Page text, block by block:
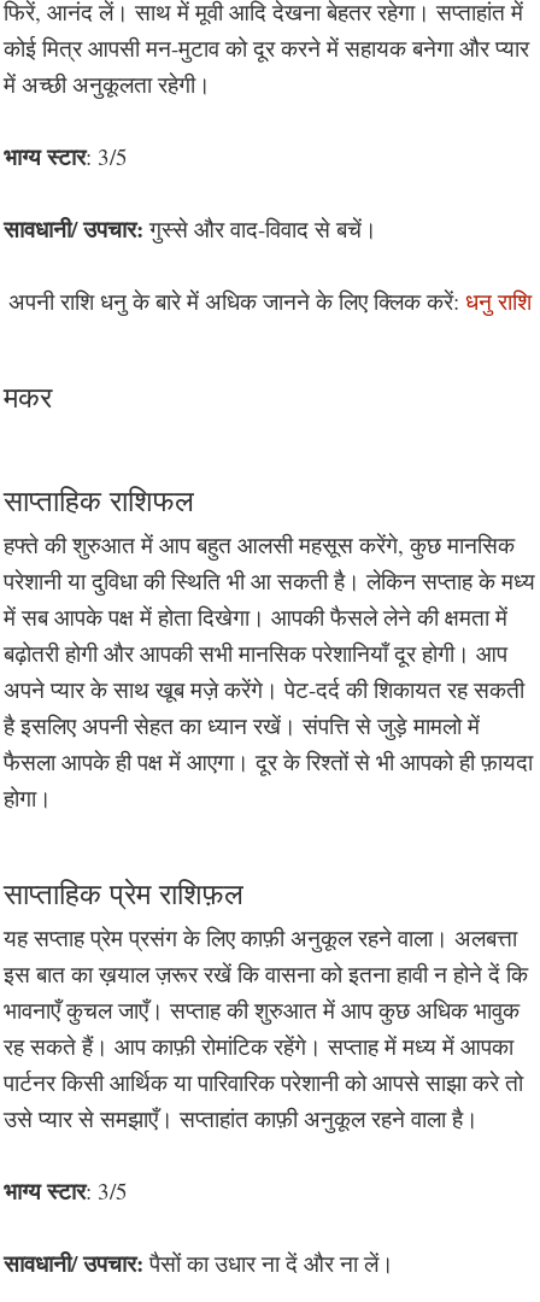
फिरें, आनंद लें। साथ में मूवी आदि देखना बेहतर रहेगा। सप्ताहांत में
कोई मित्र आपसी मन-मुटाव को दूर करने में सहायक बनेगा और प्यार
में अच्छी अनुकूलता रहेगी।
भाग्य स्टार: 3/5
सावधानी/ उपचार:गुस्से और वाद-विवाद से बचें।
अपनी राशि धनु के बारे में अधिक जानने के लिए क्लिक करें: धनु राशि
मकर
साप्ताहिक राशिफल
हफ्ते की शुरुआत में आप बहुत आलसी महसूस करेंगे, कुछ मानसिक
परेशानी या दुविधा की स्थिति भी आ सकती है। लेकिन सप्ताह के मध्य
में सब आपके पक्ष में होता दिखेगा। आपकी फैसले लेने की क्षमता में
बढ़ोतरी होगी और आपकी सभी मानसिक परेशानियाँ दूर होगी। आप
अपने प्यार के साथ खूब मज़े करेंगे। पेट-दर्द की शिकायत रह सकती
है इसलिए अपनी सेहत का ध्यान रखें। संपत्ति से जुड़े मामलो में
फैसला आपके ही पक्ष में आएगा। दूर के रिश्तों से भी आपको ही फ़ायदा
होगा।
साप्ताहिक प्रेम राशिफ़ल
यह सप्ताह प्रेम प्रसंग के लिए काफ़ी अनुकूल रहने वाला। अलबत्ता
इस बात का ख़याल ज़रूर रखें कि वासना को इतना हावी न होने दें कि
भावनाएँ कुचल जाएँ। सप्ताह की शुरुआत में आप कुछ अधिक भावुक
रह सकते हैं। आप काफ़ी रोमांटिक रहेंगे। सप्ताह में मध्य में आपका
पार्टनर किसी आर्थिक या पारिवारिक परेशानी को आपसे साझा करे तो
उसे प्यार से समझाएँ। सप्ताहांत काफ़ी अनुकूल रहने वाला है।
भाग्य स्टार: 3/5
सावधानी/ उपचार: पैसों का उधार ना दें और ना लें।